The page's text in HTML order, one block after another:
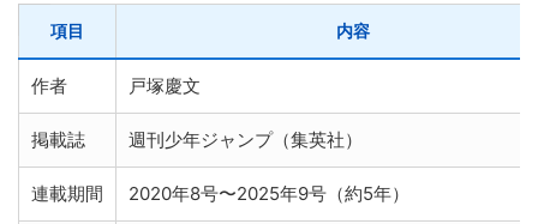
項目 内容
作者 戸塚慶文
掲載誌 週刊少年ジャンプ（集英社）
連載期間 2020年8号〜2025年9号（約5年）